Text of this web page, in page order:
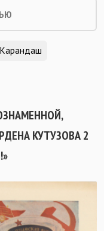
Карандаш
КУТУЗОВА 2